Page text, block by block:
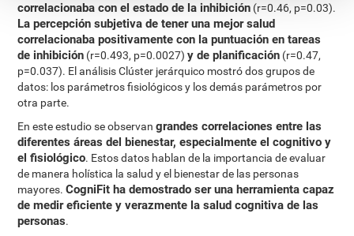
correlacionaba con el estado de la inhibición (r=0.46, p=0.03).
La percepción subjetiva de tener una mejor salud
correlacionaba positivamente con la puntuación en tareas
de inhibición (r=0.493, p=0.0027)y de planificación (r=0.47,
p=0.037). El análisis Clúster jerárquico mostró dos grupos de
datos: los parámetros fisiológicos y los demás parámetros por
otra parte.
En este estudio se observangrandes correlaciones entre las
diferentes áreas del bienestar, especialmente el cognitivo y
el fisiológico. Estos datos hablan de la importancia de evaluar
de manera holística la salud y el bienestar de las personas
mayores.CogniFit ha demostrado ser una herramienta capaz
de medir eficiente y verazmente la salud cognitiva de las
personas.